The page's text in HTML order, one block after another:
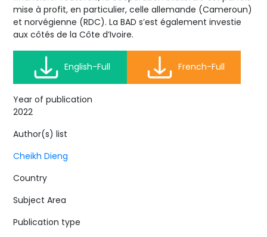
mise à profit, en particulier, celle allemande (Cameroun)
et norvégienne (RDC). La BAD s’est également investie
aux côtés de la Côte d’Ivoire.
English-Full French-Full
Year of publication
2022
Author(s) list
Cheikh Dieng
Country
Subject Area
Publication type